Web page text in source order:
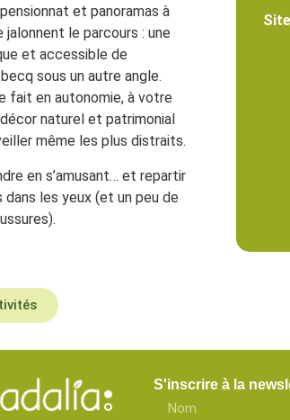
et panoramas à
le parcours : une
et accessible de
sous un autre angle.
fait en autonomie, à votre
naturel et patrimonial
même les plus distraits.
en s’amusant… et repartir
les yeux (et un peu de
S'inscrire à la